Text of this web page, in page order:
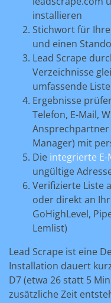
installieren
Stichwort für Ihre
und einen
Lead Scrape
Verzeichnisse
umfassende Liste
Ergebnisse
Telefon, E-Mail,
Manager) mit
Die integrierte
ungültige
Verifizierte Liste
oder direkt an
GoHighLevel,
Lemlist)
Lead Scrape ist eine
Installation dauert
D7 (etwa 26 statt 5
zusätzliche Zeit